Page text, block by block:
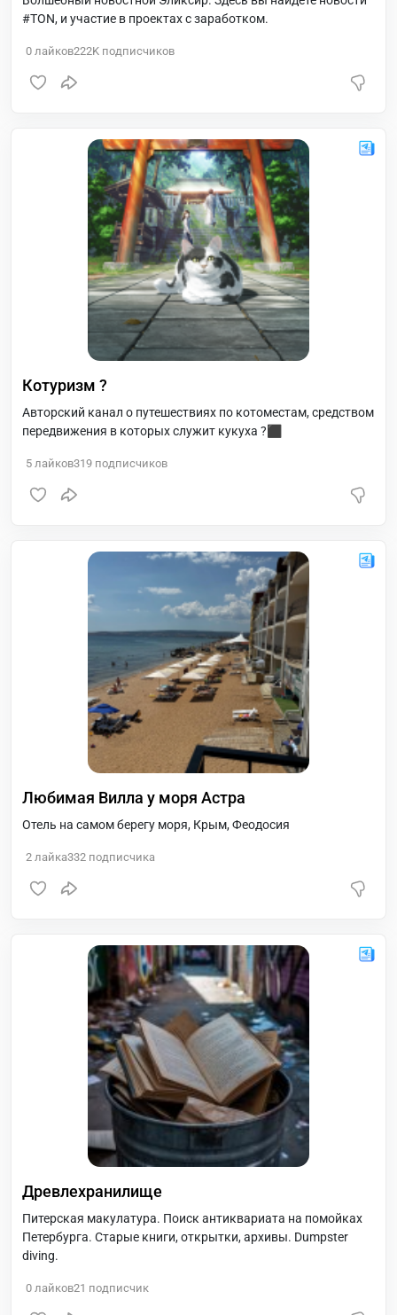
#TON, и участие в проектах с заработком.
0 лайков222K подписчиков
Котуризм ?
Авторский канал о путешествиях по котоместам, средством
передвижения в которых служит кукуха ?‍⬛
5 лайков319 подписчиков
Любимая Вилла у моря Астра
Отель на самом берегу моря, Крым, Феодосия
2 лайка332 подписчика
Древлехранилище
Питерская макулатура. Поиск антиквариата на помойках
Петербурга. Старые книги, открытки, архивы. Dumpster
diving.
0 лайков21 подписчик